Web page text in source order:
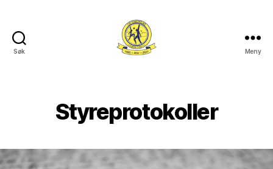
Søk Meny
Styreprotokoller